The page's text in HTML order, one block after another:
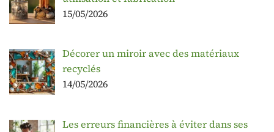
15/05/2026
Décorer un miroir avec des matériaux
recyclés
14/05/2026
Les erreurs financières à éviter dans ses